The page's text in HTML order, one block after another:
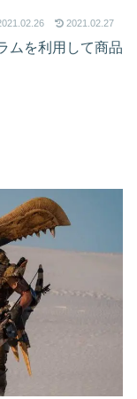
2021.02.27
ムを利用して商品